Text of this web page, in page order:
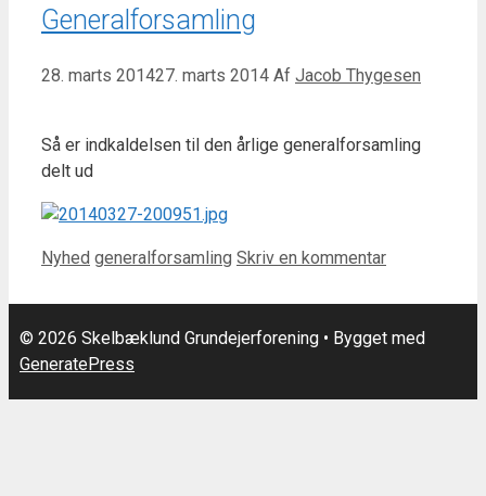
Generalforsamling
28. marts 201427. marts 2014 Af Jacob Thygesen
Så er indkaldelsen til den årlige generalforsamling
delt ud
Kategorier
Nyhed Tags
generalforsamling Skriv en kommentar
© 2026 Skelbæklund Grundejerforening • Bygget med
GeneratePress